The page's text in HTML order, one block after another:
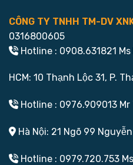
CÔNG TY TNHH TM-DV
0316800605
Hotline : 0908.631821 Ms
HCM: 10 Thạnh Lộc 31, P.
Hotline : 0976.909013 Mr
Hà Nội: 21 Ngõ 99
Hotline : 0979.720.753